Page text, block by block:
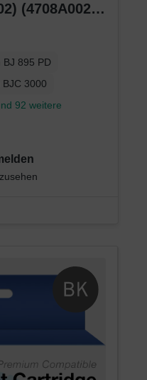
(4708A002)
BJ 895 PD
BJC 3000
92 weitere